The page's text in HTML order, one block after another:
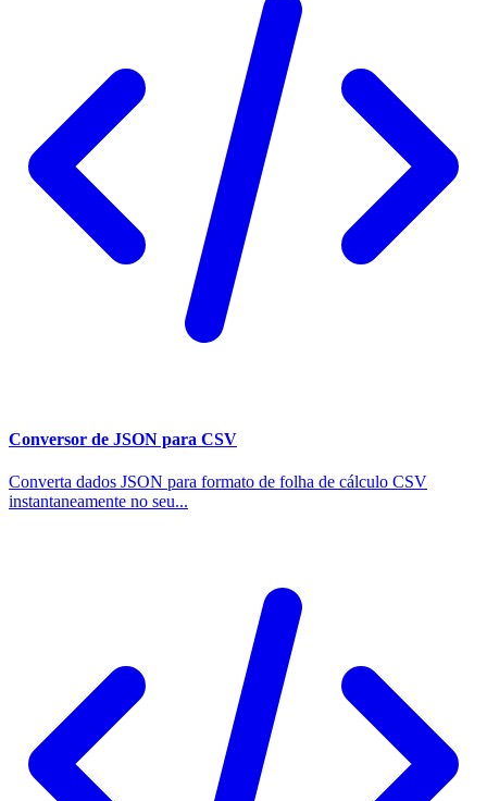
Conversor de JSON para CSV
Converta dados JSON para formato de folha de cálculo CSV
instantaneamente no seu...